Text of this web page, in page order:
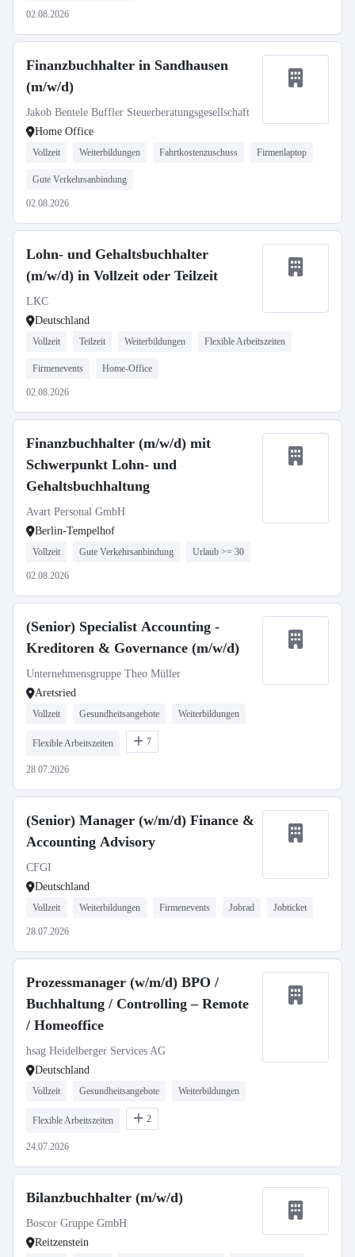
02.08.2026
Finanzbuchhalter in Sandhausen
(m/w/d)
Jakob Bentele Buffler Steuerberatungsgesellschaft
Home Office
Vollzeit Weiterbildungen Fahrtkostenzuschuss Firmenlaptop
Gute Verkehrsanbindung
02.08.2026
Lohn- und Gehaltsbuchhalter
(m/w/d) in Vollzeit oder Teilzeit
LKC
Deutschland
Vollzeit Teilzeit Weiterbildungen Flexible Arbeitszeiten
Firmenevents Home-Office
02.08.2026
Finanzbuchhalter (m/w/d) mit
Schwerpunkt Lohn- und
Gehaltsbuchhaltung
Avart Personal GmbH
Berlin-Tempelhof
Vollzeit Gute Verkehrsanbindung Urlaub >= 30
02.08.2026
(Senior) Specialist Accounting -
Kreditoren & Governance (m/w/d)
Unternehmensgruppe Theo Müller
Aretsried
Vollzeit Gesundheitsangebote Weiterbildungen
Flexible Arbeitszeiten 7
28.07.2026
(Senior) Manager (w/m/d) Finance &
Accounting Advisory
CFGI
Deutschland
Vollzeit Weiterbildungen Firmenevents Jobrad Jobticket
28.07.2026
Prozessmanager (w/m/d) BPO /
Buchhaltung / Controlling – Remote
/ Homeoffice
hsag Heidelberger Services AG
Deutschland
Vollzeit Gesundheitsangebote Weiterbildungen
Flexible Arbeitszeiten 2
24.07.2026
Bilanzbuchhalter (m/w/d)
Boscor Gruppe GmbH
Reitzenstein